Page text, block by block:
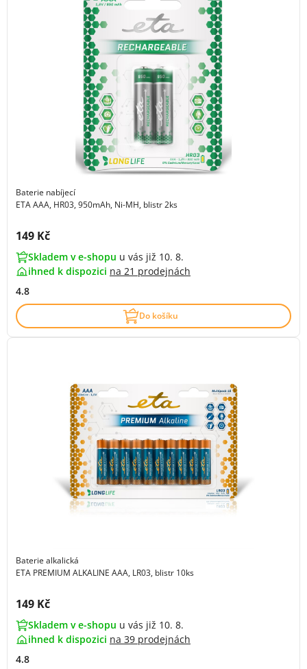
Baterie nabíjecí
ETA AAA, HR03, 950mAh, Ni-MH, blistr 2ks
Cena s DPH:
149 Kč
Skladem v e-shopu u vás již 10. 8.
ihned k dispozici na 21 prodejnách
4.8
Do košíku
Baterie alkalická
ETA PREMIUM ALKALINE AAA, LR03, blistr 10ks
Cena s DPH:
149 Kč
Skladem v e-shopu u vás již 10. 8.
ihned k dispozici na 39 prodejnách
4.8